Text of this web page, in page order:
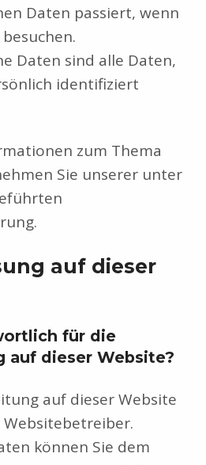
Daten passiert, wenn
Daten sind alle Daten,
identifiziert
zum Thema
Sie unserer unter
auf dieser
für die
auf dieser Website?
auf dieser Website
können Sie dem